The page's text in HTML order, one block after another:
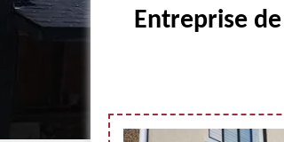
Entreprise